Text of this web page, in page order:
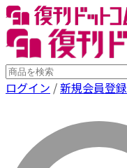
ログイン /新規会員登録